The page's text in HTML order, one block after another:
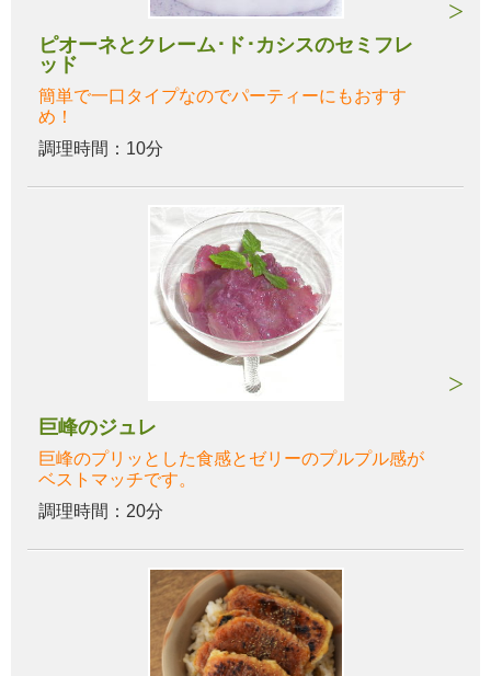
ピオーネとクレーム･ド･カシスのセミフレ
ッド
簡単で一口タイプなのでパーティーにもおすす
め！
調理時間：10分
巨峰のジュレ
巨峰のプリッとした食感とゼリーのプルプル感が
ベストマッチです。
調理時間：20分